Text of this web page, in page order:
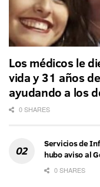
Los médicos le
vida y 31 años
ayudando a los
0 SHARES
Servicios de
hubo aviso al
0 SHARES